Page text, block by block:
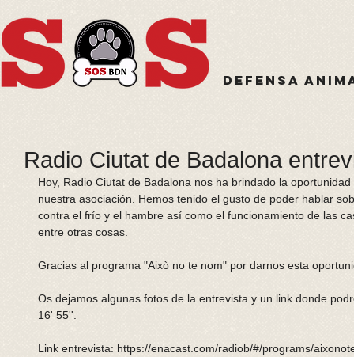
Defensa
Radio Ciutat de Badalona
Hoy, Radio Ciutat de Badalona nos ha brindado la
nuestra asociación. Hemos tenido el gusto de poder hablar
contra el frío y el hambre así como el funcionamiento de las
entre otras cosas.
Gracias al programa "Això no te nom" por darnos esta
Os dejamos algunas fotos de la entrevista y un link donde
16' 55''.
Link entrevista: https://enacast.com/radiob/#/programs/